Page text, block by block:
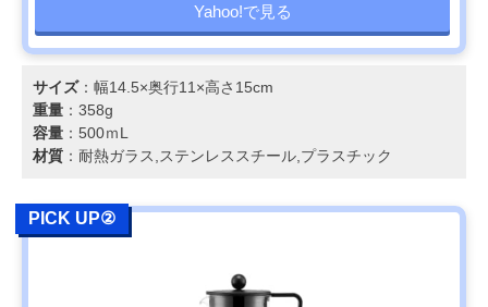
Yahoo!で見る
サイズ：幅14.5×奥行11×高さ15cm
重量 ：358g
容量 ：500ｍL
材質 ：耐熱ガラス,ステンレススチール,プラスチック
PICK UP②